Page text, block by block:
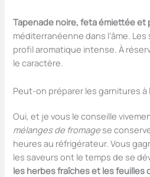
Tapenade noire, feta émiettée et
méditerranéenne dans l’âme.
profil aromatique intense. À
le caractère.
Peut-on préparer les garnitures à
Oui, et je vous le conseille
mélanges de fromagese
heures au réfrigérateur. Vous
les saveurs ont le temps de se
les herbes fraîches et les feuilles